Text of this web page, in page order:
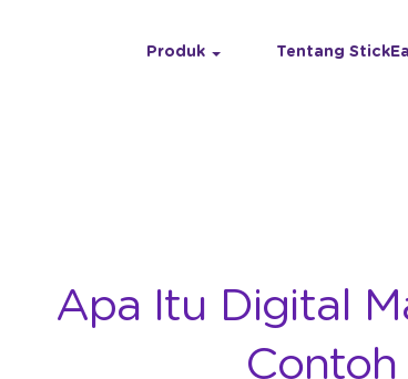
Produk Tentang
Apa Itu Digital
Contoh